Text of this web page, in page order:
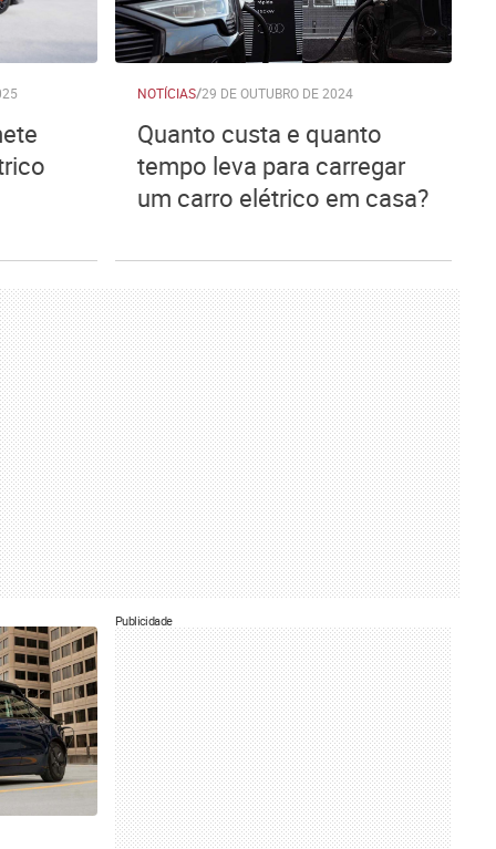
NOTÍCIAS/29 DE OUTUBRO DE 2024
Quanto custa e quanto
tempo leva para carregar
um carro elétrico em casa?
Publicidade